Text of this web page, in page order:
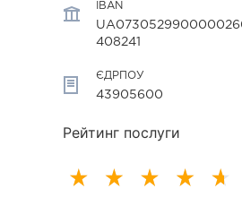
IBAN
408241
ЄДРПОУ
43905600
Рейтинг послуги